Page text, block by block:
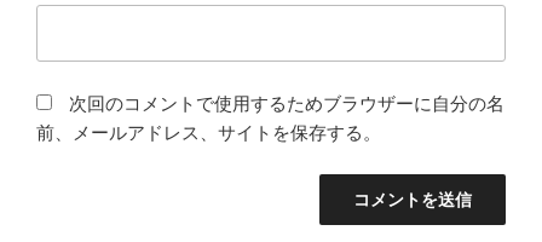
次回のコメントで使用するためブラウザーに自分の名
前、メールアドレス、サイトを保存する。